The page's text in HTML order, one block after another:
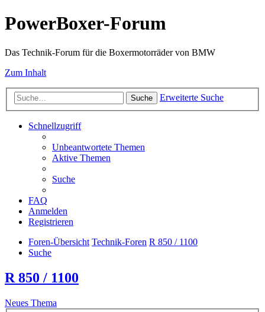
PowerBoxer-Forum
Das Technik-Forum für die Boxermotorräder von BMW
Zum Inhalt
Suche Erweiterte Suche
Schnellzugriff
Unbeantwortete Themen
Aktive Themen
Suche
FAQ
Anmelden
Registrieren
Foren-Übersicht Technik-Foren R 850 / 1100
Suche
R 850 / 1100
Neues Thema